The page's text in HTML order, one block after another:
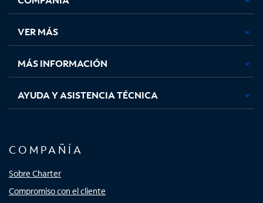
en
pestaña
nueva
en
pestaña
nueva
en
pestaña
nueva
en
nueva
VER MÁS
MÁS INFORMACIÓN
AYUDA Y ASISTENCIA TÉCNICA
COMPAÑÍA
Sobre Charter
Compromiso con el cliente